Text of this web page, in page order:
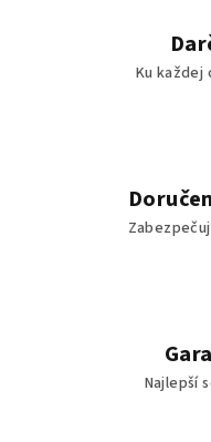
Ku každej
Najlepší